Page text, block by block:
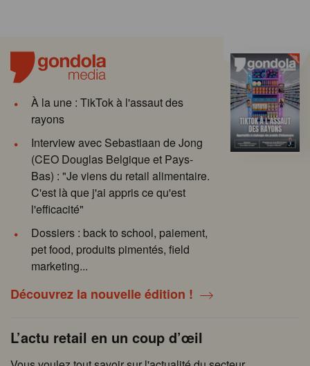
À la une : TikTok à l'assaut des
rayons
Interview avec Sebastiaan de Jong
(CEO Douglas Belgique et Pays-
Bas) : "Je viens du retail alimentaire.
C'est là que j'ai appris ce qu'est
l'efficacité"
Dossiers : back to school, paiement,
pet food, produits pimentés, field
marketing...
Découvrez la nouvelle édition !
L’actu retail en un coup d’œil